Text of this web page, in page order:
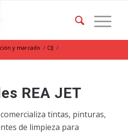
y marcado / CIJ /
REA JET
comercializa tintas, pinturas,
de limpieza para